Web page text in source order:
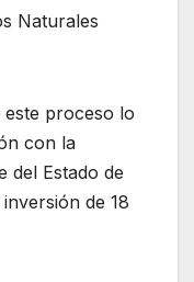
Naturales
proceso lo
con la
del Estado de
de 18